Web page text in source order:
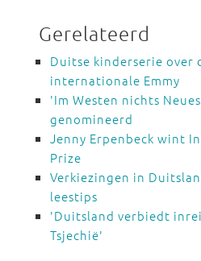
Gerelateerd
Duitse kinderserie over
internationale Emmy
'Im Westen nichts
genomineerd
Jenny Erpenbeck wint
Prize
Verkiezingen in
leestips
'Duitsland verbiedt
Tsjechië'